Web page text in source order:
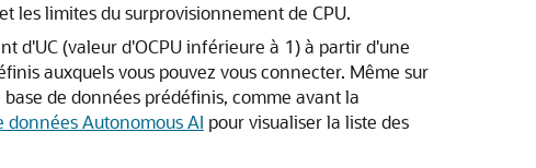
les limites du surprovisionnement de CPU.
d'UC (valeur d'OCPU inférieure à 1) à partir d'une
auxquels vous pouvez vous connecter. Même sur
de données prédéfinis, comme avant la
données Autonomous AI pour visualiser la liste des